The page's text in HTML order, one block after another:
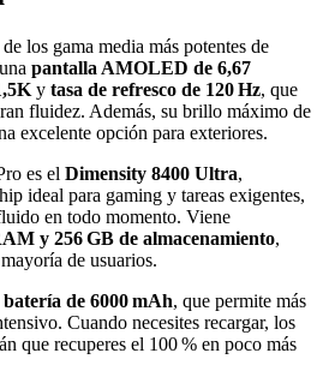
los gama media más potentes de
pantalla AMOLED de 6,67
y tasa de refresco de 120 Hz, que
fluidez. Además, su brillo máximo de
excelente opción para exteriores.
es el Dimensity 8400 Ultra,
ideal para gaming y tareas exigentes,
en todo momento. Viene
y 256 GB de almacenamiento,
de usuarios.
batería de 6000 mAh, que permite más
Cuando necesites recargar, los
que recuperes el 100 % en poco más